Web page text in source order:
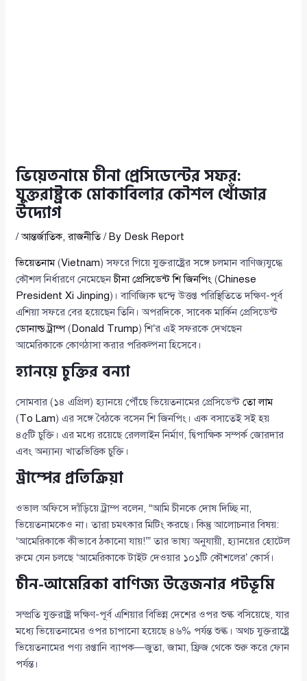
ভিয়েতনামে চীনা প্রেসিডেন্টের সফর:
যুক্তরাষ্ট্রকে মোকাবিলার কৌশল খোঁজার
উদ্যোগ
/আন্তর্জাতিক,রাজনীতি/ By Desk Report
ভিয়েতনাম(Vietnam) সফরে গিয়ে যুক্তরাষ্ট্রের সঙ্গে চলমান বাণিজ্যযুদ্ধে
কৌশল নির্ধারণে নেমেছেনচীনা প্রেসিডেন্ট শি জিনপিং (Chinese
President Xi Jinping)। বাণিজ্যিক দ্বন্দ্বে উত্তপ্ত পরিস্থিতিতে দক্ষিণ-পূর্ব
এশিয়া সফরে বের হয়েছেন তিনি। অপরদিকে, সাবেক মার্কিন প্রেসিডেন্ট
ডোনাল্ড ট্রাম্প(Donald Trump) শি’র এই সফরকে দেখছেন
আমেরিকাকে কোণঠাসা করার পরিকল্পনা হিসেবে।
হ্যানয়ে চুক্তির বন্যা
সোমবার (১৪ এপ্রিল) হ্যানয়ে পৌঁছে ভিয়েতনামের প্রেসিডেন্টতো লাম
(To Lam) এর সঙ্গে বৈঠকে বসেন শি জিনপিং। এক বসাতেই সই হয়
৪৫টি চুক্তি। এর মধ্যে রয়েছে রেললাইন নির্মাণ, দ্বিপাক্ষিক সম্পর্ক জোরদার
এবং অন্যান্য খাতভিত্তিক চুক্তি।
ট্রাম্পের প্রতিক্রিয়া
ওভাল অফিসে দাঁড়িয়ে ট্রাম্প বলেন, “আমি চীনকে দোষ দিচ্ছি না,
ভিয়েতনামকেও না। তারা চমৎকার মিটিং করছে। কিন্তু আলোচনার বিষয়:
‘আমেরিকাকে কীভাবে ঠকানো যায়!’” তার ভাষ্য অনুযায়ী, হ্যানয়ের হোটেল
রুমে যেন চলছে ‘আমেরিকাকে টাইট দেওয়ার ১০১টি কৌশলের’ কোর্স।
চীন-আমেরিকা বাণিজ্য উত্তেজনার পটভূমি
সম্প্রতি যুক্তরাষ্ট্র দক্ষিণ-পূর্ব এশিয়ার বিভিন্ন দেশের ওপর শুল্ক বসিয়েছে, যার
মধ্যে ভিয়েতনামের ওপর চাপানো হয়েছে ৪৬% পর্যন্ত শুল্ক। অথচ যুক্তরাষ্ট্রে
ভিয়েতনামের পণ্য রপ্তানি ব্যাপক—জুতা, জামা, ফ্রিজ থেকে শুরু করে ফোন
পর্যন্ত।